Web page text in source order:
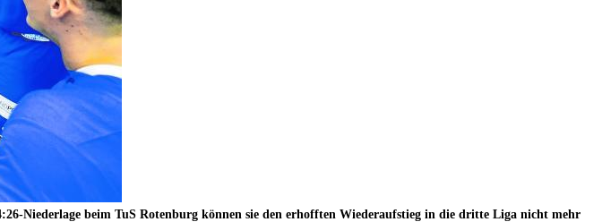
Niederlage beim TuS Rotenburg können sie den erhofften Wiederaufstieg in die dritte Liga nicht mehr